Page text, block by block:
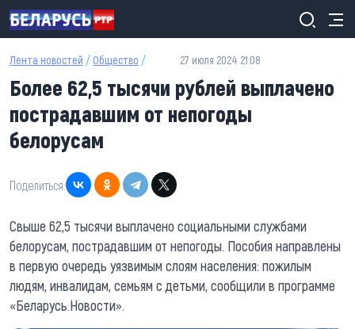
Перейти к основному содержанию
Лента новостей / Общество / 27 июля 2024 21:08
Более 62,5 тысячи рублей выплачено
пострадавшим от непогоды
белорусам
Поделиться:
Свыше 62,5 тысячи выплачено социальными службами
белорусам, пострадавшим от непогоды. Пособия направлены
в первую очередь уязвимым слоям населения: пожилым
людям, инвалидам, семьям с детьми, сообщили в программе
«Беларусь.Новости».